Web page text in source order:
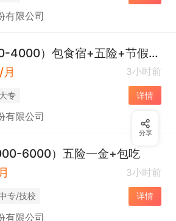
有限公司
安环专员（3500-4000）包食宿+五险+节假日福利
3小时前
大专 详情
有限公司
6000）五险一金+包吃
3小时前
专/技校 详情
有限公司
分享